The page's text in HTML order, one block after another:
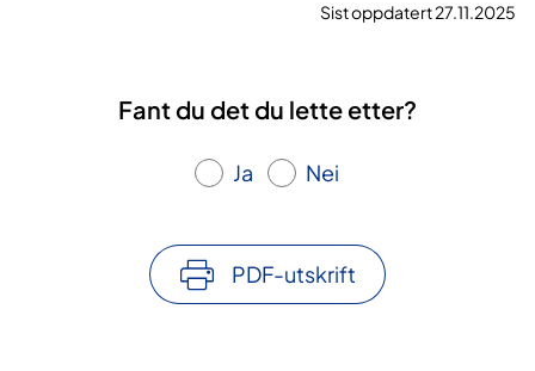
Sist oppdatert 27.11.2025
Fant du det du lette etter?
Ja Nei
PDF-utskrift